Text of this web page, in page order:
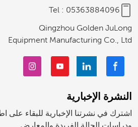
Tel : 05363884096
Qingzhou Golden JuLong
Equipment Manufacturing Co., Ltd
النشرة الإخبارية
اشترك في نشرتنا الإخبارية للبقاء على